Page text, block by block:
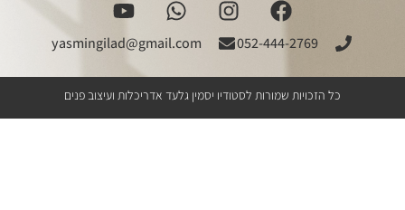
052-444-2769
yasmingilad@gmail.com
כל הזכויות שמורות לסטודיו יסמין גלעד אדריכלות ועיצוב פנים